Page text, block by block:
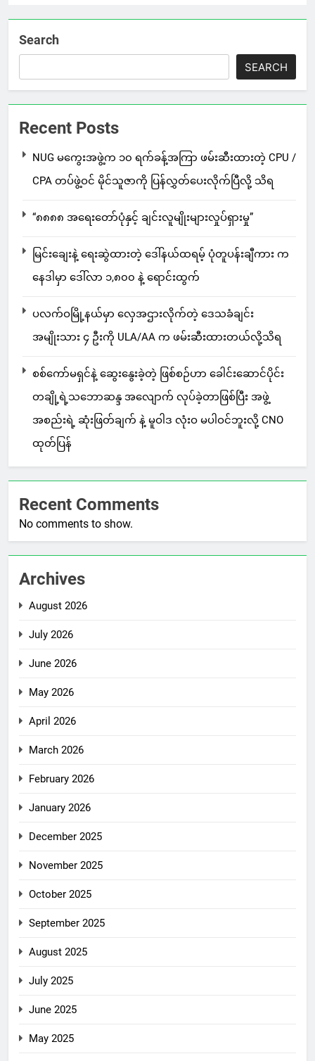
Search
SEARCH
Recent Posts
NUG မကွေးအဖွဲ့က ၁၀ ရက်ခန့်အကြာ ဖမ်းဆီးထားတဲ့ CPU /
CPA တပ်ဖွဲ့ဝင် မိုင်သူဇာကို ပြန်လွှတ်ပေးလိုက်ပြီလို့ သိရ
“၈၈၈၈ အရေးတော်ပုံနှင့် ချင်းလူမျိုးများလှုပ်ရှားမှု”
မြင်းချေးနဲ့ ရေးဆွဲထားတဲ့ ဒေါ်နယ်ထရမ့် ပုံတူပန်းချီကား က
နေဒါမှာ ဒေါ်လာ ၁,၈၀၀ နဲ့ ရောင်းထွက်
ပလက်ဝမြို့နယ်မှာ လှေအဌားလိုက်တဲ့ ဒေသခံချင်း
အမျိုးသား ၄ ဦးကို ULA/AA က ဖမ်းဆီးထားတယ်လို့သိရ
စစ်ကော်မရှင်နဲ့ ဆွေးနွေးခဲ့တဲ့ ဖြစ်စဉ်ဟာ ခေါင်းဆောင်ပိုင်း
တချို့ရဲ့သဘောဆန္ဒ အလျောက် လုပ်ခဲ့တာဖြစ်ပြီး အဖွဲ့
အစည်းရဲ့ ဆုံးဖြတ်ချက် နဲ့ မူဝါဒ လုံးဝ မပါဝင်ဘူးလို့ CNO
ထုတ်ပြန်
Recent Comments
No comments to show.
Archives
August 2026
July 2026
June 2026
May 2026
April 2026
March 2026
February 2026
January 2026
December 2025
November 2025
October 2025
September 2025
August 2025
July 2025
June 2025
May 2025